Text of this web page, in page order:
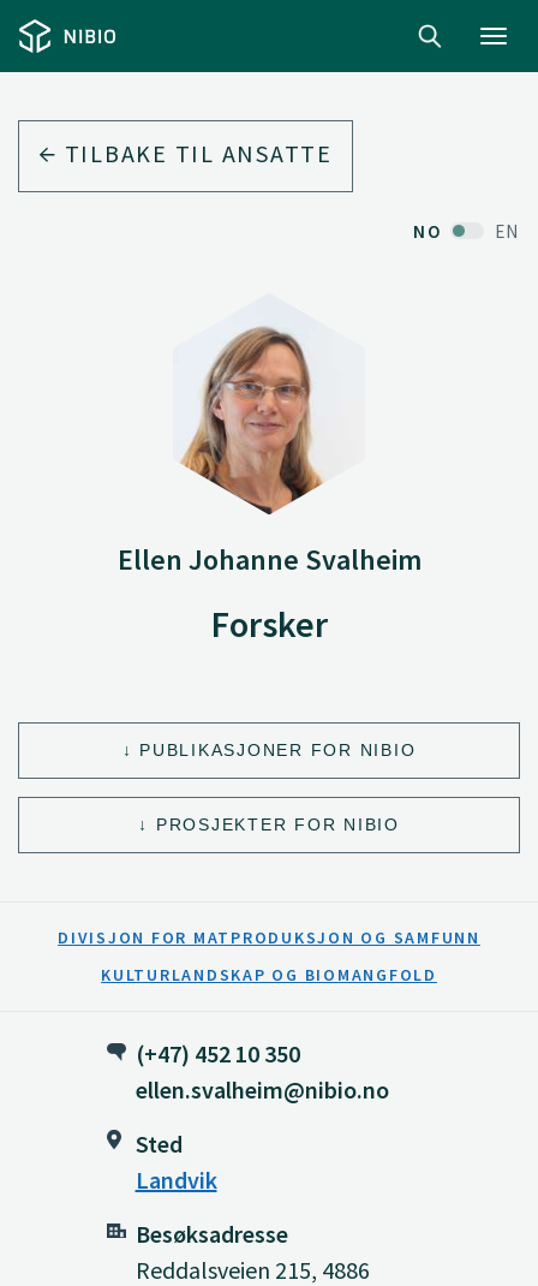
TILBAKE TIL ANSATTE
NO EN
Ellen Johanne Svalheim
Forsker
PUBLIKASJONER FOR NIBIO
PROSJEKTER FOR NIBIO
DIVISJON FOR MATPRODUKSJON OG SAMFUNN
KULTURLANDSKAP OG BIOMANGFOLD
(+47) 452 10 350
ellen.svalheim@nibio.no
Sted
Landvik
Besøksadresse
Reddalsveien 215, 4886